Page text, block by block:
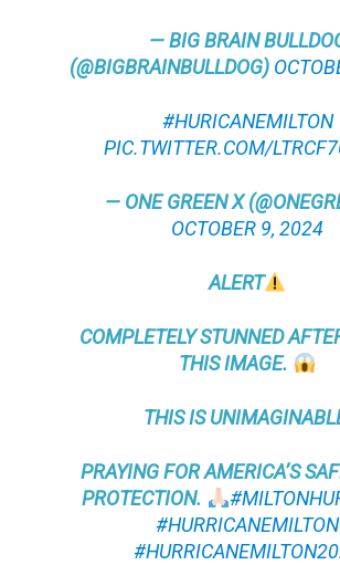
— BIG BRAIN
(@BIGBRAINBULLDOG)
#HURICANEMILTON
PIC.TWITTER.COM/
— ONE GREEN X
OCTOBER 9, 2024
ALERT
COMPLETELY STUNNED
THIS IMAGE.
THIS IS
PRAYING FOR AMERICA’S
PROTECTION.
#HURRICANEMILTON